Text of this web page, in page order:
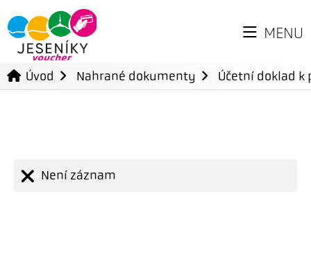
MENU
Úvod Nahrané dokumenty Účetní doklad
Není záznam